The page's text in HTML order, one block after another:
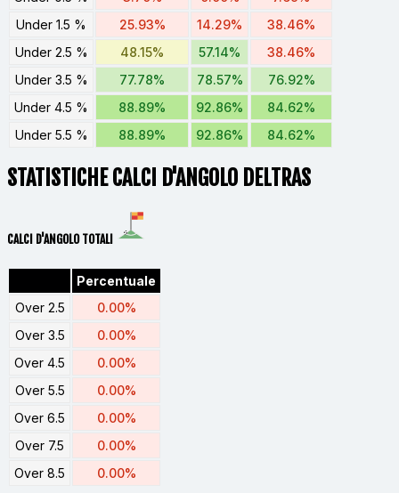
Under 1.5 %
25.93% 14.29%
38.46%
Under 2.5 %
48.15% 57.14%
38.46%
Under 3.5 %
77.78% 78.57%
76.92%
Under 4.5 %
88.89% 92.86%
84.62%
Under 5.5 %
88.89% 92.86% 84.62%
STATISTICHE CALCI D'ANGOLO DELTRAS
CALCI D'ANGOLO TOTALI
Percentuale
Over 2.5
0.00%
Over 3.5
0.00%
Over 4.5
0.00%
Over 5.5
0.00%
Over 6.5
0.00%
Over 7.5
0.00%
Over 8.5
0.00%